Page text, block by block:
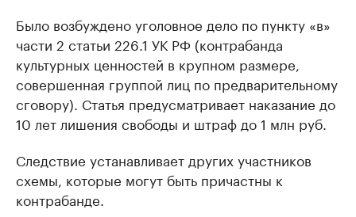
Было возбуждено уголовное дело по пункту «в»
части 2 статьи 226.1 УК РФ (контрабанда
культурных ценностей в крупном размере,
совершенная группой лиц по предварительному
сговору). Статья предусматривает наказание до
10 лет лишения свободы и штраф до 1 млн руб.
Следствие устанавливает других участников
схемы, которые могут быть причастны к
контрабанде.